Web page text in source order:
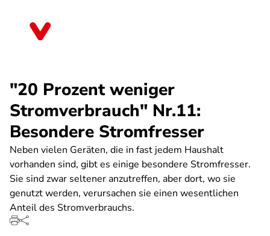
"20 Prozent weniger
Stromverbrauch" Nr.11:
Besondere Stromfresser
Neben vielen Geräten, die in fast jedem Haushalt
vorhanden sind, gibt es einige besondere Stromfresser.
Sie sind zwar seltener anzutreffen, aber dort, wo sie
genutzt werden, verursachen sie einen wesentlichen
Anteil des Stromverbrauchs.